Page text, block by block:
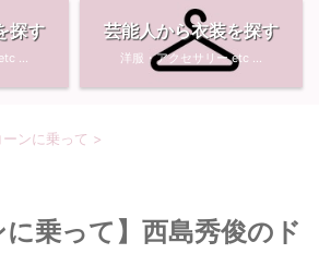
・
・わたしの宝物
探す
...
芸能人から衣装を探す
洋服・アクセサリー etc ...
ーンに乗って >
に乗って】西島秀俊のド